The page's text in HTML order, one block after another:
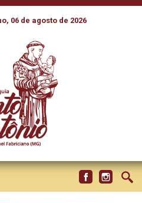
06 de agosto de 2026
DA CNBB
A
DA
PARA A
2022”